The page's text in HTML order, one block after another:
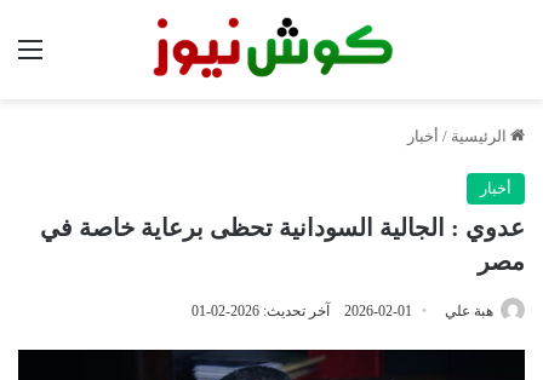
الرئيسية / أخبار
أخبار
عدوي : الجالية السودانية تحظى برعاية خاصة في
مصر
هبة علي 2026-02-01 آخر تحديث: 2026-02-01